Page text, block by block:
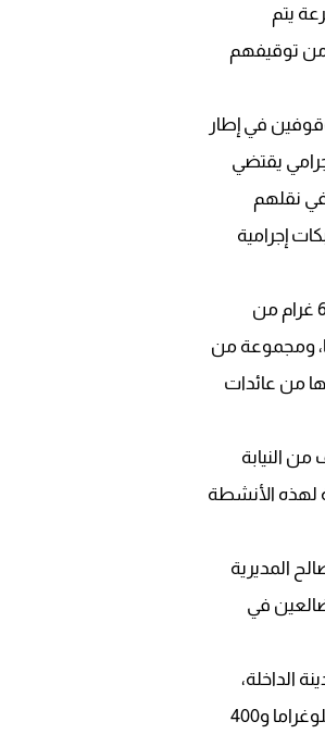
يتم
من توقيفهم
في إطار
يقتضي
نقلهم
إجرامية
وأسفرت عمليات التفتيش المنجزة في إطار هذه القضية عن حجز 129 كيلوغراما من مخدر الشيرا و600 غرام من
ومجموعة من
من عائدات
النيابة
لهذه الأنشطة
المديرية
في
الداخلة،
مكنت بداية فبراير المنصرم، من إحباط عملية للتهريب الدولي لشحنة كبيرة من الكوكايين، وحجز 47 كيلوغراما و400